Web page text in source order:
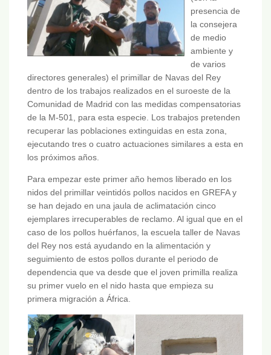
presencia de
la consejera
de medio
ambiente y
de varios
directores generales) el primillar de Navas del Rey
dentro de los trabajos realizados en el suroeste de la
Comunidad de Madrid con las medidas compensatorias
de la M-501, para esta especie. Los trabajos pretenden
recuperar las poblaciones extinguidas en esta zona,
ejecutando tres o cuatro actuaciones similares a esta en
los próximos años.
Para empezar este primer año hemos liberado en los
nidos del primillar veintidós pollos nacidos en GREFA y
se han dejado en una jaula de aclimatación cinco
ejemplares irrecuperables de reclamo. Al igual que en el
caso de los pollos huérfanos, la escuela taller de Navas
del Rey nos está ayudando en la alimentación y
seguimiento de estos pollos durante el periodo de
dependencia que va desde que el joven primilla realiza
su primer vuelo en el nido hasta que empieza su
primera migración a África.